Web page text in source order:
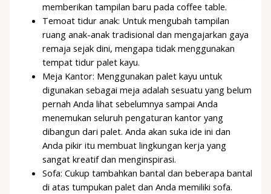
memberikan tampilan baru pada coffee table.
Temoat tidur anak: Untuk mengubah tampilan
ruang anak-anak tradisional dan mengajarkan gaya
remaja sejak dini, mengapa tidak menggunakan
tempat tidur palet kayu.
Meja Kantor: Menggunakan palet kayu untuk
digunakan sebagai meja adalah sesuatu yang belum
pernah Anda lihat sebelumnya sampai Anda
menemukan seluruh pengaturan kantor yang
dibangun dari palet. Anda akan suka ide ini dan
Anda pikir itu membuat lingkungan kerja yang
sangat kreatif dan menginspirasi.
Sofa: Cukup tambahkan bantal dan beberapa bantal
di atas tumpukan palet dan Anda memiliki sofa.